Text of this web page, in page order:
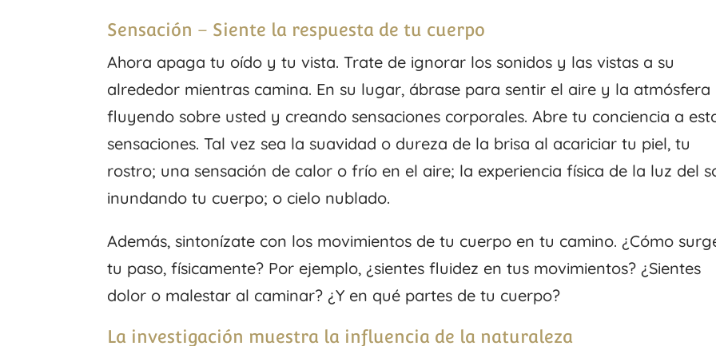
Sensación – Siente la respuesta de tu cuerpo
Ahora apaga tu oído y tu vista. Trate de ignorar los sonidos y las vistas a su
alrededor mientras camina. En su lugar, ábrase para sentir el aire y la atmósfera
fluyendo sobre usted y creando sensaciones corporales. Abre tu conciencia a
sensaciones. Tal vez sea la suavidad o dureza de la brisa al acariciar tu piel, tu
rostro; una sensación de calor o frío en el aire; la experiencia física de la luz del
inundando tu cuerpo; o cielo nublado.
Además, sintonízate con los movimientos de tu cuerpo en tu camino. ¿Cómo
tu paso, físicamente? Por ejemplo, ¿sientes fluidez en tus movimientos? ¿Sientes
dolor o malestar al caminar? ¿Y en qué partes de tu cuerpo?
La investigación muestra la influencia de la naturaleza